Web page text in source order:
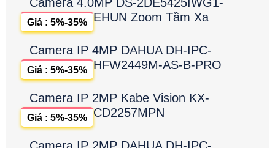
EHUN Zoom Tầm Xa
Giá : 5%-35%
Camera IP 4MP DAHUA DH-IPC-
HFW2449M-AS-B-PRO
Giá : 5%-35%
Camera IP 2MP Kabe Vision KX-
CD2257MPN
Giá : 5%-35%